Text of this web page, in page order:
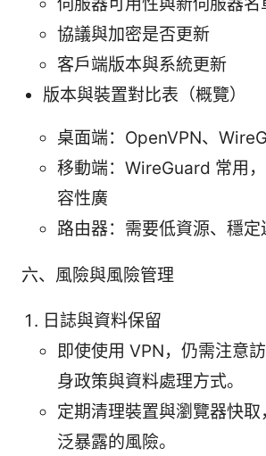
伺服器可用性與新伺服器名
協議與加密是否更新
客戶端版本與系統更新
版本與裝置對比表（概覽）
桌面端：OpenVPN、
移動端：WireGuard 常用
容性廣
路由器：需要低資源、穩定
六、風險與風險管理
日誌與資料保留
即使使用 VPN，仍需注意
身政策與資料處理方式。
定期清理裝置與瀏覽器快
泛暴露的風險。